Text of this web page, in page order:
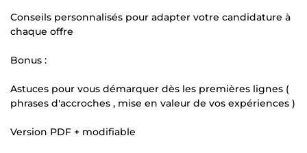
Conseils personnalisés pour adapter votre candidature à
chaque offre
Bonus :
Astuces pour vous démarquer dès les premières lignes (
phrases d'accroches , mise en valeur de vos expériences )
Version PDF + modifiable